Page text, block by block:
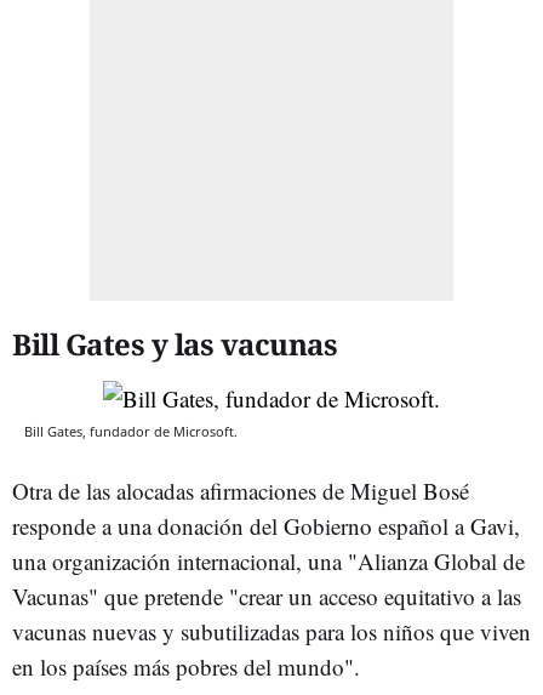
Bill Gates y las vacunas
Bill Gates, fundador de Microsoft.
Otra de las alocadas afirmaciones de Miguel Bosé
responde a una donación del Gobierno español a Gavi,
una organización internacional, una "Alianza Global de
Vacunas" que pretende "crear un acceso equitativo a las
vacunas nuevas y subutilizadas para los niños que viven
en los países más pobres del mundo".